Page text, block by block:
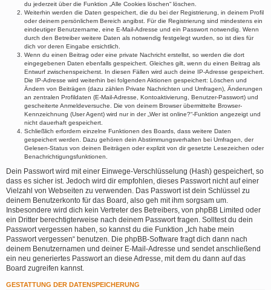
du jederzeit über die Funktion „Alle Cookies löschen“ löschen.
Weiterhin werden die Daten gespeichert, die du bei der Registrierung, in deinem Profil
oder deinem persönlichem Bereich angibst. Für die Registrierung sind mindestens ein
eindeutiger Benutzername, eine E-Mail-Adresse und ein Passwort notwendig. Wenn
durch den Betreiber weitere Daten als notwendig festgelegt wurden, so ist dies für
dich vor deren Eingabe ersichtlich.
Wenn du einen Beitrag oder eine private Nachricht erstellst, so werden die dort
eingegebenen Daten ebenfalls gespeichert. Gleiches gilt, wenn du einen Beitrag als
Entwurf zwischenspeicherst. In diesen Fällen wird auch deine IP-Adresse gespeichert.
Die IP-Adresse wird weiterhin bei folgenden Aktionen gespeichert: Löschen und
Ändern von Beiträgen (dazu zählen Private Nachrichten und Umfragen), Änderungen
an zentralen Profildaten (E-Mail-Adresse, Kontoaktivierung, Benutzer-Passwort) und
gescheiterte Anmeldeversuche. Die von deinem Browser übermittelte Browser-
Kennzeichnung (User Agent) wird nur in der „Wer ist online?“-Funktion angezeigt und
nicht dauerhaft gespeichert.
Schließlich erfordern einzelne Funktionen des Boards, dass weitere Daten
gespeichert werden. Dazu gehören dein Abstimmungsverhalten bei Umfragen, der
Gelesen-Status von deinen Beiträgen oder explizit von dir gesetzte Lesezeichen oder
Benachrichtigungsfunktionen.
Dein Passwort wird mit einer Einwege-Verschlüsselung (Hash) gespeichert, so
dass es sicher ist. Jedoch wird dir empfohlen, dieses Passwort nicht auf einer
Vielzahl von Webseiten zu verwenden. Das Passwort ist dein Schlüssel zu
deinem Benutzerkonto für das Board, also geh mit ihm sorgsam um.
Insbesondere wird dich kein Vertreter des Betreibers, von phpBB Limited oder
ein Dritter berechtigterweise nach deinem Passwort fragen. Solltest du dein
Passwort vergessen haben, so kannst du die Funktion „Ich habe mein
Passwort vergessen“ benutzen. Die phpBB-Software fragt dich dann nach
deinem Benutzernamen und deiner E-Mail-Adresse und sendet anschließend
ein neu generiertes Passwort an diese Adresse, mit dem du dann auf das
Board zugreifen kannst.
GESTATTUNG DER DATENSPEICHERUNG